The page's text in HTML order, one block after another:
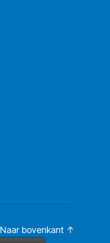
Naar bovenkant ↑